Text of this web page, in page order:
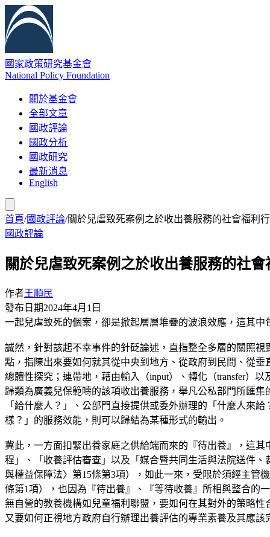
國家政策研究基金會
National Policy Foundation
關於基金會
全部文章
國政評論
國政分析
國政研究
最新消息
English
首頁/國政評論/關於兒虐致死案例之於收出養服務的社會福利
國政評論
關於兒虐致死案例之於收出養服務的社
作者王順民
發布日期2024年4月1日
一起兒虐致死的個案，卻是掀起層層堆疊的波浪效應，這其
誠然，針對該起不幸事件的針砭論述，直指整全多層的關照
點，指陳出來要如何就其從中央到地方、從政府到民間、從
總體性探究；連帶地，藉由輸入（input）、轉化（transfer）
歸類為廣義兒保範疇的該項收出養服務，舉凡公私部門所匯
「給什麼人？」、公部門直接提供或委外辦理的「什麼人來
樣？」的服務效能，則可以歸結為某種形式的輸出。
冀此，一方面扣緊出養家庭之供給端而來的『待出養』，這
程」、「收養評估審查」以及「媒合暨共同生活與法院送件
與權益保障法〉第15條第3項），如此一來，受限於須經主管
條第1項），也因為『待出養』、『等待收養』所相與整合的
無自營的教養機構如兒童福利聯盟，要如何在其對外的策略
又要如何正視地方政府自行辦理出養評估的專業素養及其應該